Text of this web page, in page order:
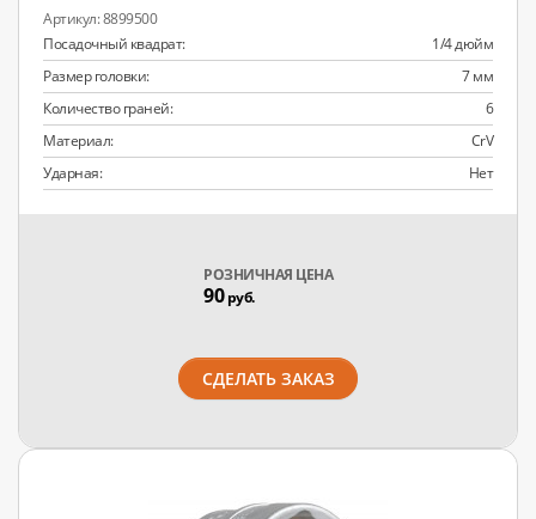
8899500
Посадочный квадрат:
1/4 дюйм
Размер головки:
7 мм
Количество граней:
6
Материал:
CrV
Ударная:
Нет
РОЗНИЧНАЯ ЦЕНА
90руб.
СДЕЛАТЬ ЗАКАЗ